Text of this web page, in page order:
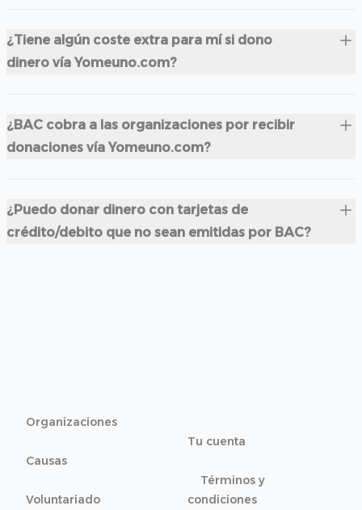
¿Tiene algún coste extra para mí si dono
dinero vía Yomeuno.com?
¿BAC cobra a las organizaciones por recibir
donaciones vía Yomeuno.com?
¿Puedo donar dinero con tarjetas de
crédito/debito que no sean emitidas por BAC?
Organizaciones
Causas
Voluntariado
Tu cuenta
Términos y
condiciones